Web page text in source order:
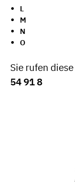
L
M
N
O
Sie rufen diese
54 91 8